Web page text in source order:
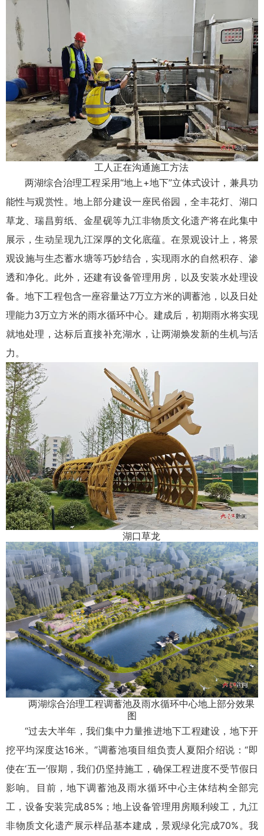
工人正在沟通施工方法
两湖综合治理工程采用“地上+地下”立体式设计，兼具功
能性与观赏性。地上部分建设一座民俗园，全丰花灯、湖口
草龙、瑞昌剪纸、 金星砚等九江非物质文化遗产将在此集中
展示，生动呈现九江深厚的文化底蕴。在景观设计上，将景
观设施与生态蓄水塘等巧妙结合，实现雨水的自然积存、渗
透和净化。此外，还建有设备管理用房，以及安装水处理设
备。地下工程包含一座容量达7万立方米的调蓄池，以及日处
理能力3万立方米的雨水循环中心。建成后，初期雨水将实现
就地处理，达标后直接补充湖水，让两湖焕发新的生机与活
力。
湖口草龙
两湖综合治理工程调蓄池及雨水循环中心地上部分效果
图
“过去大半年，我们集中力量推进地下工程建设，地下开
挖平均深度达16米。”调蓄池项目组负责人夏阳介绍说：“即
使在‘五一’假期，我们仍坚持施工，确保工程进度不受节假日
影响。目前，地下调蓄池及雨水循环中心主体结构全部完
工，设备安装完成85%；地上设备管理用房顺利竣工，九江
非物质文化遗产展示样品基本建成，景观绿化完成70%。我